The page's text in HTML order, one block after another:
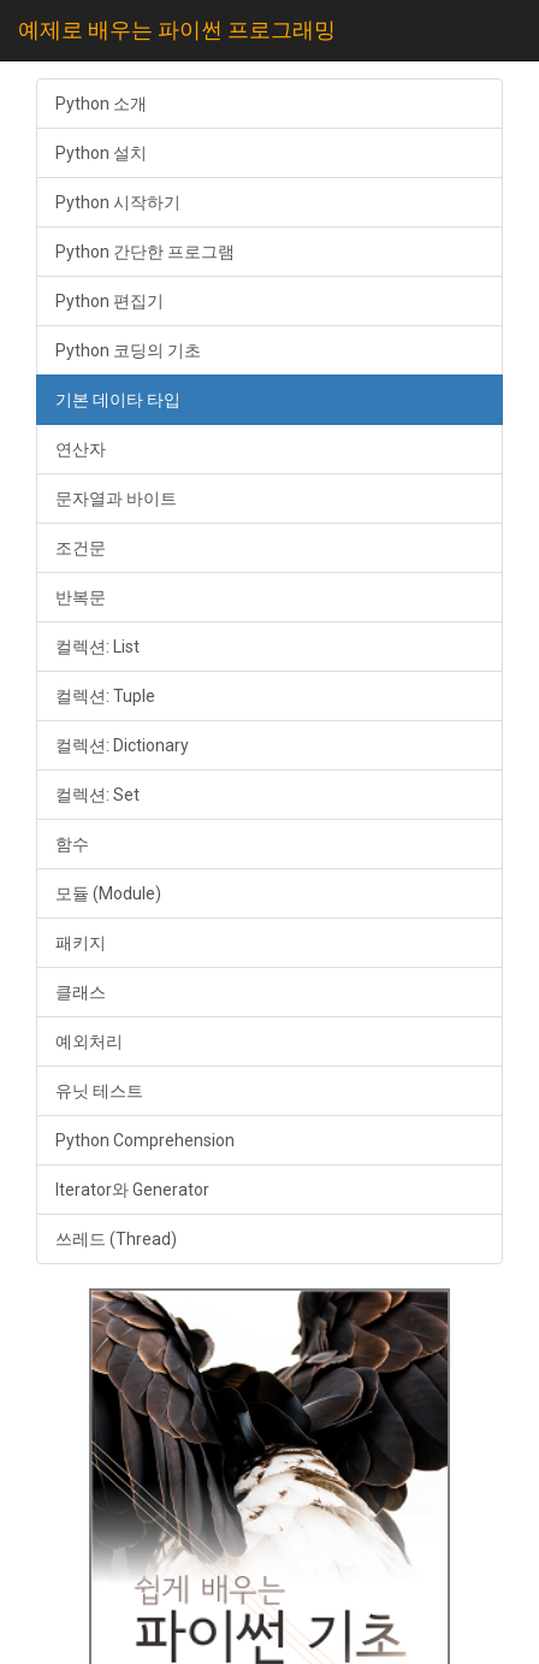
예제로 배우는 파이썬 프로그래밍
Python 소개
Python 설치
Python 시작하기
Python 간단한 프로그램
Python 편집기
Python 코딩의 기초
기본 데이타 타입
연산자
문자열과 바이트
조건문
반복문
컬렉션: List
컬렉션: Tuple
컬렉션: Dictionary
컬렉션: Set
함수
모듈 (Module)
패키지
클래스
예외처리
유닛 테스트
Python Comprehension
Iterator와 Generator
쓰레드 (Thread)